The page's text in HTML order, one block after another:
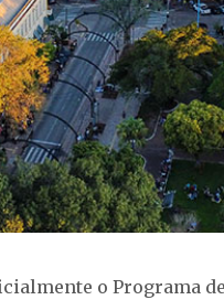
o Programa